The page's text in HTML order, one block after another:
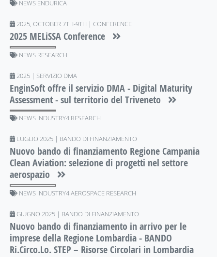
NEWS ENDURICA
2025, OCTOBER 7TH-9TH | CONFERENCE
2025 MELiSSA Conference
NEWS RESEARCH
2025 | SERVIZIO DMA
EnginSoft offre il servizio DMA - Digital Maturity
Assessment - sul territorio del Triveneto
NEWS INDUSTRY4 RESEARCH
LUGLIO 2025 | BANDO DI FINANZIAMENTO
Nuovo bando di finanziamento Regione Campania
Clean Aviation: selezione di progetti nel settore
aerospazio
NEWS INDUSTRY4 AEROSPACE RESEARCH
GIUGNO 2025 | BANDO DI FINANZIAMENTO
Nuovo bando di finanziamento in arrivo per le
imprese della Regione Lombardia - BANDO
Ri.Circo.Lo. STEP – Risorse Circolari in Lombardia